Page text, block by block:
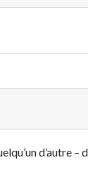
d’autre –